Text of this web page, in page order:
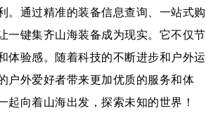
。通过精准的装备信息查询、一站式购
一键集齐山海装备成为现实。它不仅节
体验感。随着科技的不断进步和户外运
户外爱好者带来更加优质的服务和体
向着山海出发，探索未知的世界！